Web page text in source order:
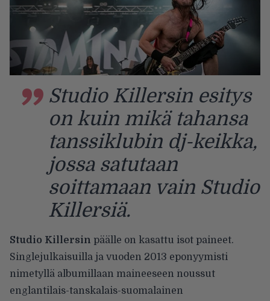
Studio Killersin esitys
on kuin mikä tahansa
tanssiklubin dj-keikka,
jossa satutaan
soittamaan vain Studio
Killersiä.
Studio Killersin päälle on kasattu isot paineet.
Singlejulkaisuilla ja vuoden 2013 eponyymisti
nimetyllä albumillaan maineeseen noussut
englantilais-tanskalais-suomalainen